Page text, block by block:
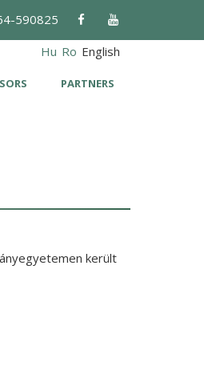
590825
Hu Ro English
PARTNERS
került